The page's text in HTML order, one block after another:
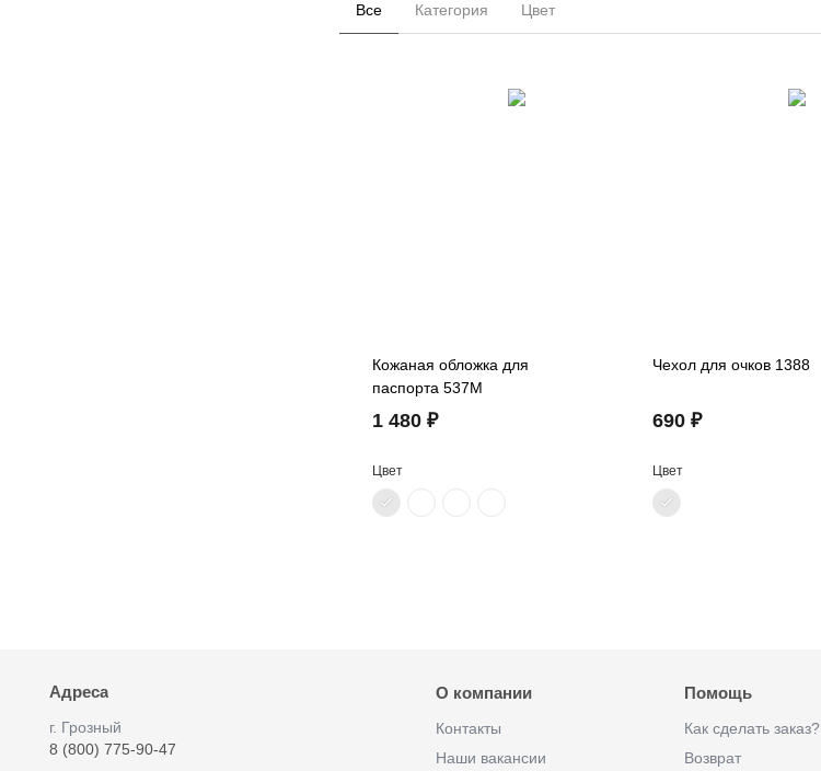
Все Категория Цвет
Кожаная обложка для
паспорта 537M
1 480 ₽
Цвет
Чехол для очков 1388
690 ₽
Цвет
Адреса
г. Грозный
8 (800) 775-90-47
О компании
Контакты
Наши вакансии
Помощь
Как сделать заказ?
Возврат